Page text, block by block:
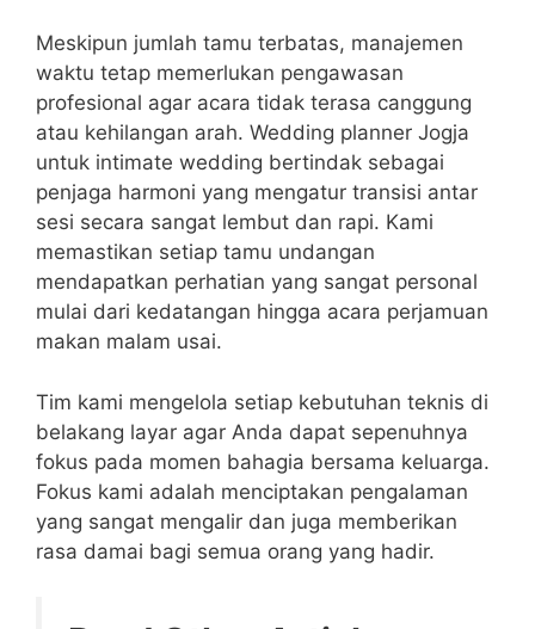
Meskipun jumlah tamu terbatas, manajemen
waktu tetap memerlukan pengawasan
profesional agar acara tidak terasa canggung
atau kehilangan arah. Wedding planner Jogja
untuk intimate wedding bertindak sebagai
penjaga harmoni yang mengatur transisi antar
sesi secara sangat lembut dan rapi. Kami
memastikan setiap tamu undangan
mendapatkan perhatian yang sangat personal
mulai dari kedatangan hingga acara perjamuan
makan malam usai.
Tim kami mengelola setiap kebutuhan teknis di
belakang layar agar Anda dapat sepenuhnya
fokus pada momen bahagia bersama keluarga.
Fokus kami adalah menciptakan pengalaman
yang sangat mengalir dan juga memberikan
rasa damai bagi semua orang yang hadir.